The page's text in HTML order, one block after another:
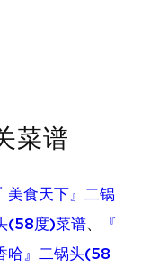
菜谱
美食天下』二锅
(58度)菜谱、
『
哈』二锅头(58